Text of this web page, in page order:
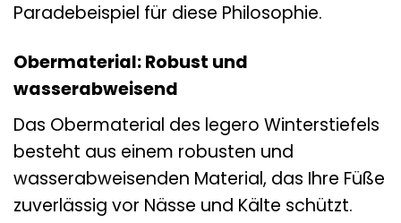
Paradebeispiel für diese Philosophie.
Obermaterial: Robust und
wasserabweisend
Das Obermaterial des legero Winterstiefels
besteht aus einem robusten und
wasserabweisenden Material, das Ihre Füße
zuverlässig vor Nässe und Kälte schützt.